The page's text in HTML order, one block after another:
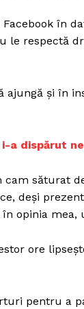
proiect
în
le respectă
şi în
i-a dispărut
săturat
deşi
opinia
ore
pentru a